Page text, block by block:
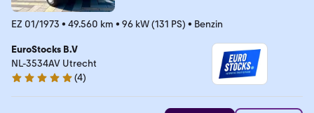
EZ 01/1973 • 49.560 km • 96 kW (131 PS) • Benzin
EuroStocks B.V
NL-3534AV Utrecht
5 Sterne
(4)